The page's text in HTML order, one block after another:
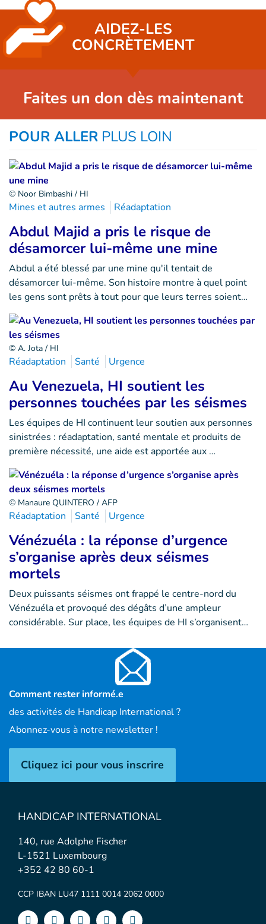
AIDEZ-LES
CONCRÈTEMENT
Faites un don dès maintenant
POUR ALLER PLUS LOIN
© Noor Bimbashi / HI
Mines et autres armes Réadaptation
Abdul Majid a pris le risque de
désamorcer lui-même une mine
Abdul a été blessé par une mine qu'il tentait de
désamorcer lui-même. Son histoire montre à quel point
les gens sont prêts à tout pour que leurs terres soient…
© A. Jota / HI
Réadaptation Santé Urgence
Au Venezuela, HI soutient les
personnes touchées par les séismes
Les équipes de HI continuent leur soutien aux personnes
sinistrées : réadaptation, santé mentale et produits de
première nécessité, une aide est apportée aux …
© Manaure QUINTERO / AFP
Réadaptation Santé Urgence
Vénézuéla : la réponse d’urgence
s’organise après deux séismes
mortels
Deux puissants séismes ont frappé le centre-nord du
Vénézuéla et provoqué des dégâts d’une ampleur
considérable. Sur place, les équipes de HI s’organisent…
Comment rester informé.e
des activités de Handicap International ?
Abonnez-vous à notre newsletter !
Cliquez ici pour vous inscrire
HANDICAP INTERNATIONAL
140, rue Adolphe Fischer
L-1521 Luxembourg
+352 42 80 60-1
CCP IBAN LU47 1111 0014 2062 0000